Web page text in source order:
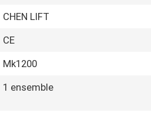
CHEN LIFT
CE
Mk1200
1 ensemble